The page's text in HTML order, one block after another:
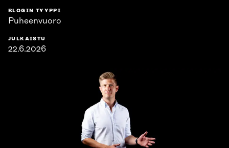
BLOGIN TYYPPI
Puheenvuoro
JULKAISTU
22.6.2026